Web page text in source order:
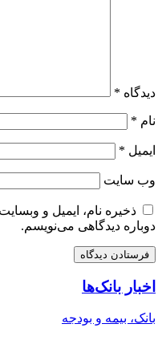
دیدگاه *
نام *
ایمیل *
وب‌ سایت
ذخیره نام، ایمیل و
دوباره دیدگاهی می‌نویسم.
اخبار بانک‌ها
بانک، بیمه و بودجه